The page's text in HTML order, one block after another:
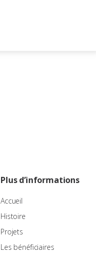
Plus d’informations
Accueil
Histoire
Projets
Les bénéficiaires